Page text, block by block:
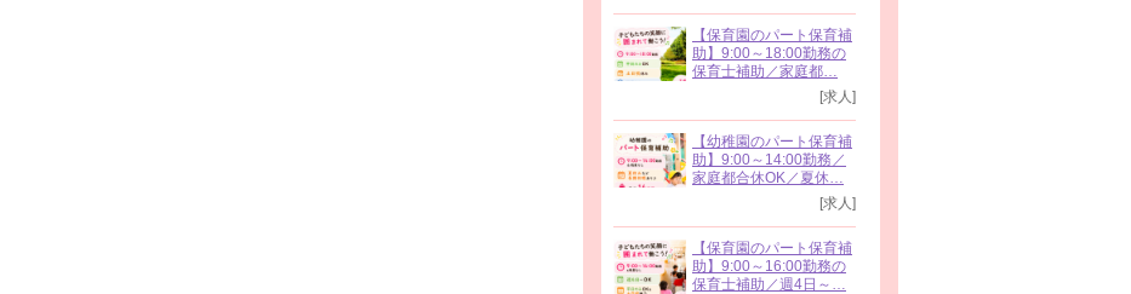
【保育園のパート保育補
助】9:00～18:00勤務の
保育士補助／家庭都…
[求人]
【幼稚園のパート保育補
助】9:00～14:00勤務／
家庭都合休OK／夏休…
[求人]
【保育園のパート保育補
助】9:00～16:00勤務の
保育士補助／週4日～…